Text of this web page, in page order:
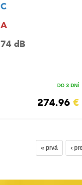
C
A
74 dB
DO 3 DNÍ
274.96 €
« prvá ‹